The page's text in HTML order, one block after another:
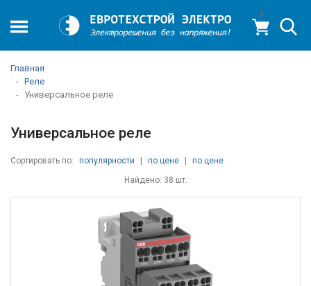
0
Главная
Реле
Универсальное реле
Универсальное реле
Сортировать по: популярности по цене
по цене
Найдено: 38 шт.